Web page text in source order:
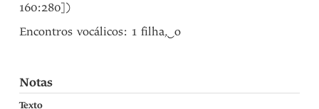
160:280])
Encontros vocálicos: 1 filha, ‿o
Notas
Texto